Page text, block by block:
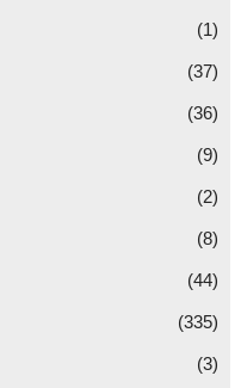
(1)
(37)
(36)
(9)
(2)
(8)
(44)
(335)
(3)